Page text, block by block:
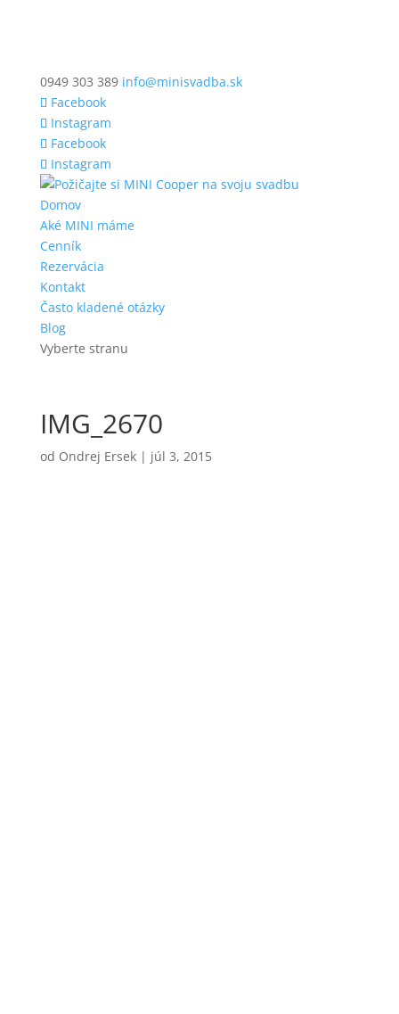
0949 303 389 info@minisvadba.sk
Facebook
Instagram
Facebook
Instagram
Domov
Aké MINI máme
Cenník
Rezervácia
Kontakt
Často kladené otázky
Blog
Vyberte stranu
IMG_2670
od Ondrej Ersek| júl 3, 2015